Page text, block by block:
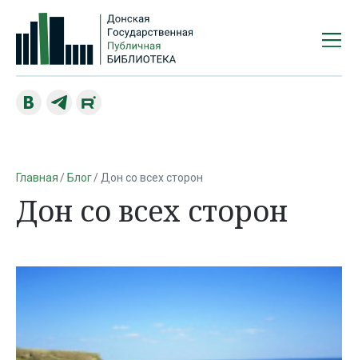
Главная Блог Дон со всех сторон
Дон со всех сторон